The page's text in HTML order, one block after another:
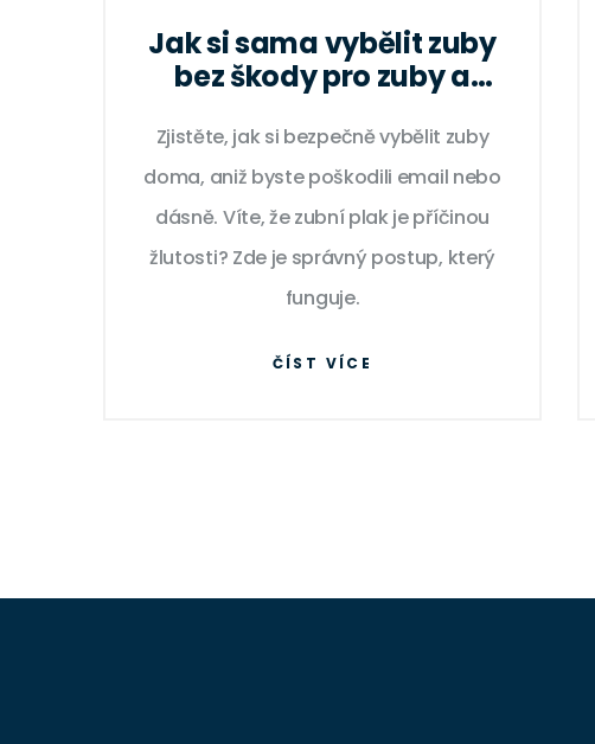
Jak si sama vybělit zuby
bez škody pro zuby a
Zjistěte, jak si bezpečně vybělit zuby
doma, aniž byste poškodili email nebo
dásně. Víte, že zubní plak je příčinou
žlutosti? Zde je správný postup, který
funguje.
ČÍST VÍCE